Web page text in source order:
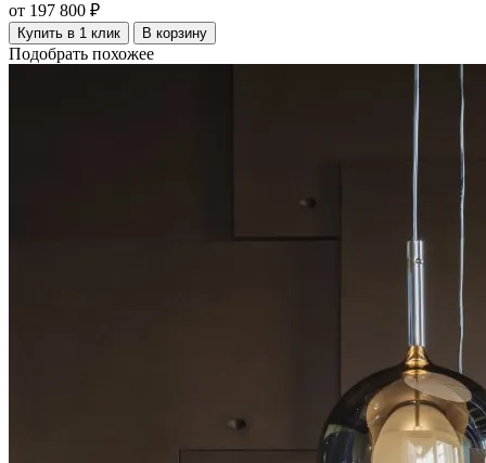
от 197 800 ₽
Купить в 1 клик В корзину
Подобрать похожее